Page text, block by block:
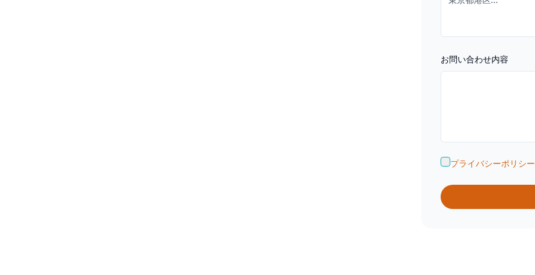
お問い合わせ内容
プライバシーポリシー